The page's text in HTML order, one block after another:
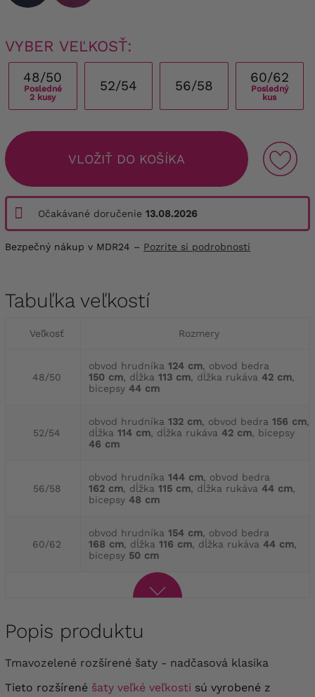
VYBER VEĽKOSŤ:
48/50
Posledné
2 kusy
52/54 56/58
60/62
Posledný
kus
VLOŽIŤ DO KOŠÍKA
Očakávané doručenie 13.08.2026
Bezpečný nákup v MDR24 – Pozrite si podrobnosti
Tabuľka veľkostí
Veľkosť Rozmery
48/50
obvod hrudníka 124 cm, obvod bedra
150 cm, dĺžka 113 cm, dĺžka rukáva 42 cm,
bicepsy 44 cm
52/54
obvod hrudníka 132 cm, obvod bedra 156 cm,
dĺžka 114 cm, dĺžka rukáva 42 cm, bicepsy
46 cm
56/58
obvod hrudníka 144 cm, obvod bedra
162 cm, dĺžka 115 cm, dĺžka rukáva 44 cm,
bicepsy 48 cm
60/62
obvod hrudníka 154 cm, obvod bedra
168 cm, dĺžka 116 cm, dĺžka rukáva 44 cm,
bicepsy 50 cm
Popis produktu
Tmavozelené rozšírené šaty - nadčasová klasika
Tieto rozšírené šaty veľké veľkosti sú vyrobené z